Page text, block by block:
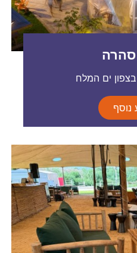
ים המלח
נוסף